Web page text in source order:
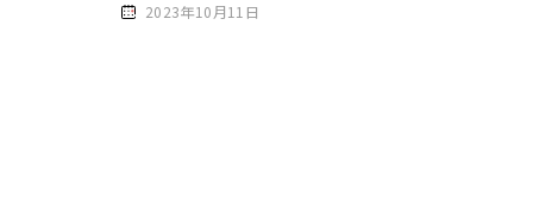
2023年10月11日